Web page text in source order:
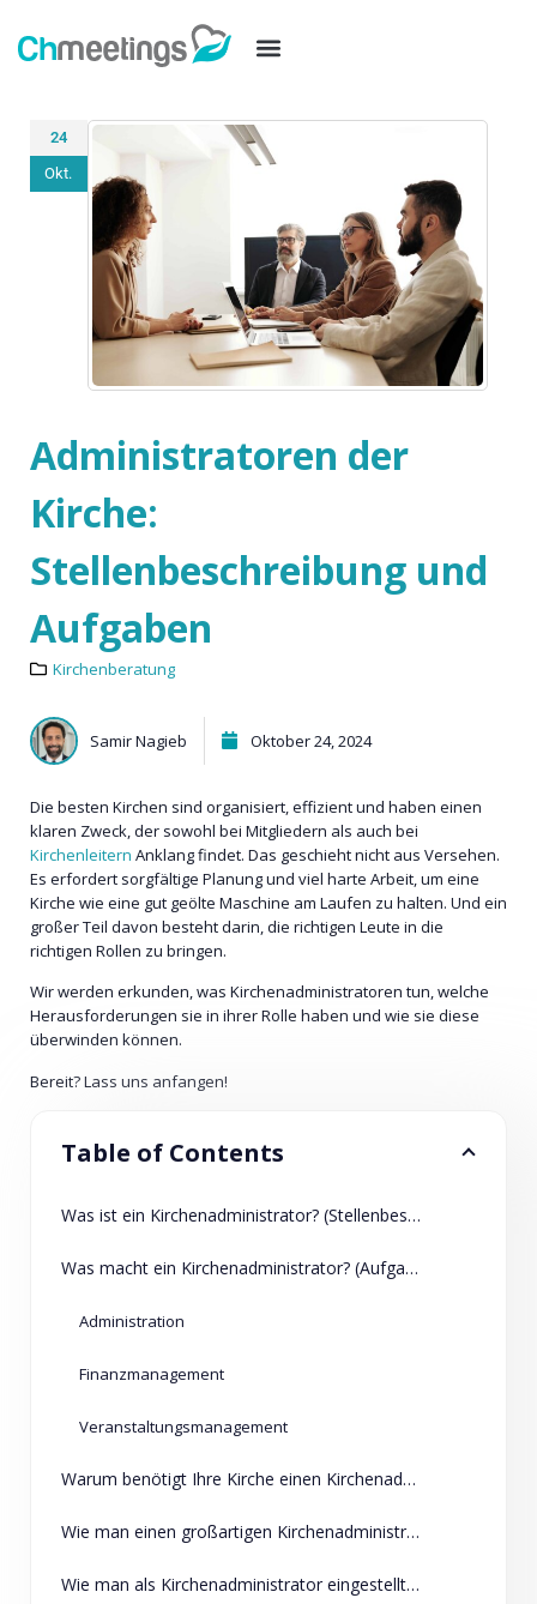
24
Okt.
Administratoren der
Kirche:
Stellenbeschreibung und
Aufgaben
Kirchenberatung
Samir Nagieb Oktober 24, 2024
Die besten Kirchen sind organisiert, effizient und haben einen
klaren Zweck, der sowohl bei Mitgliedern als auch bei
Kirchenleitern Anklang findet. Das geschieht nicht aus Versehen.
Es erfordert sorgfältige Planung und viel harte Arbeit, um eine
Kirche wie eine gut geölte Maschine am Laufen zu halten. Und ein
großer Teil davon besteht darin, die richtigen Leute in die
richtigen Rollen zu bringen.
Wir werden erkunden, was Kirchenadministratoren tun, welche
Herausforderungen sie in ihrer Rolle haben und wie sie diese
überwinden können.
Bereit? Lass uns anfangen!
Table of Contents
Was ist ein Kirchenadministrator? (Stellenbeschreibung)
Was macht ein Kirchenadministrator? (Aufgaben und Verantwortlichkeiten)
Administration
Finanzmanagement
Veranstaltungsmanagement
Warum benötigt Ihre Kirche einen Kirchenadministrator?
Wie man einen großartigen Kirchenadministrator einstellt
Wie man als Kirchenadministrator eingestellt wird